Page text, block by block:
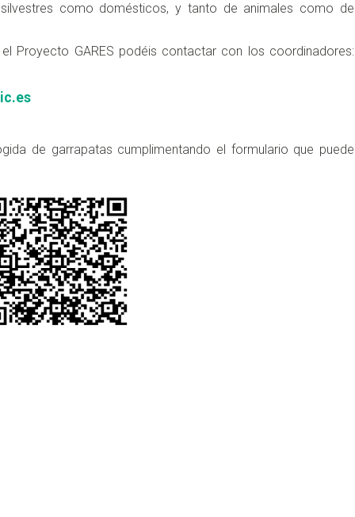
como domésticos, y tanto de animales como de
Proyecto GARES podéis contactar con los coordinadores:
de garrapatas cumplimentando el formulario que puede